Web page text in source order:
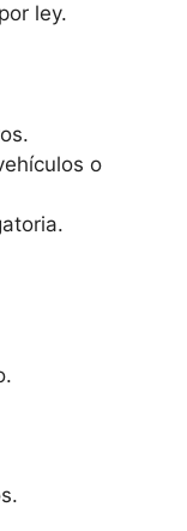
ley.
o